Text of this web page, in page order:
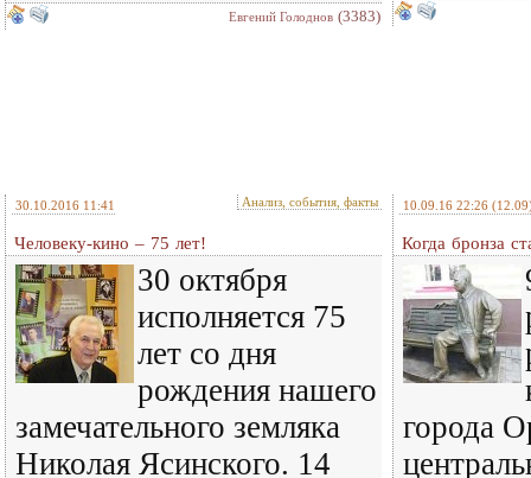
Евгений Голоднов (3383)
30.10.2016 11:41 Анализ, события, факты
Человеку-кино – 75 лет!
30 октября
исполняется 75
лет со дня
рождения нашего
замечательного земляка
Николая Ясинского. 14
10.09.16 22:26
Когда бронза
города